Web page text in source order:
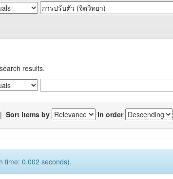
results.
| Sort items by In order
time: 0.002 seconds).